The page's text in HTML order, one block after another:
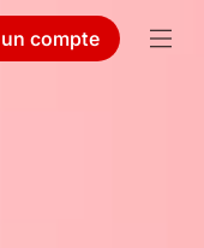
compte